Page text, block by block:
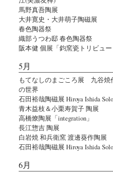
馬野真吾陶展
大井寛史・大井萌子陶磁展
春色陶器祭
織部うつわ邸 春色陶器祭
阪本健 個展「鈞窯瓷トリビュー
5月
もてなしのまごころ展 九谷焼
の世界
石田裕哉陶磁展 Hiroya Ishida
青木益枝＆小栗寿賀子 陶展
高橋燎陶展「integration」
長江惣吉 陶展
白岩焼 和兵衛窯 渡邊葵作陶展
石田裕哉陶磁展 Hiroya Ishida
6月